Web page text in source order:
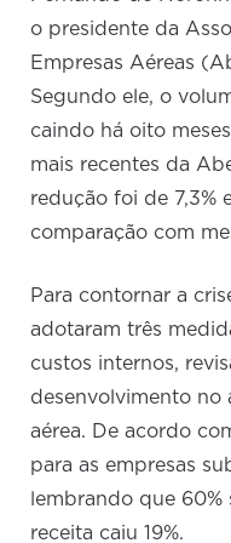
o presidente da
Empresas Aéreas
Segundo ele, o
caindo há oito
mais recentes da
redução foi de 7,3%
comparação com
Para contornar a
adotaram três
custos internos,
desenvolvimento no
aérea. De acordo
para as empresas
lembrando que 60%
receita caiu 19%.